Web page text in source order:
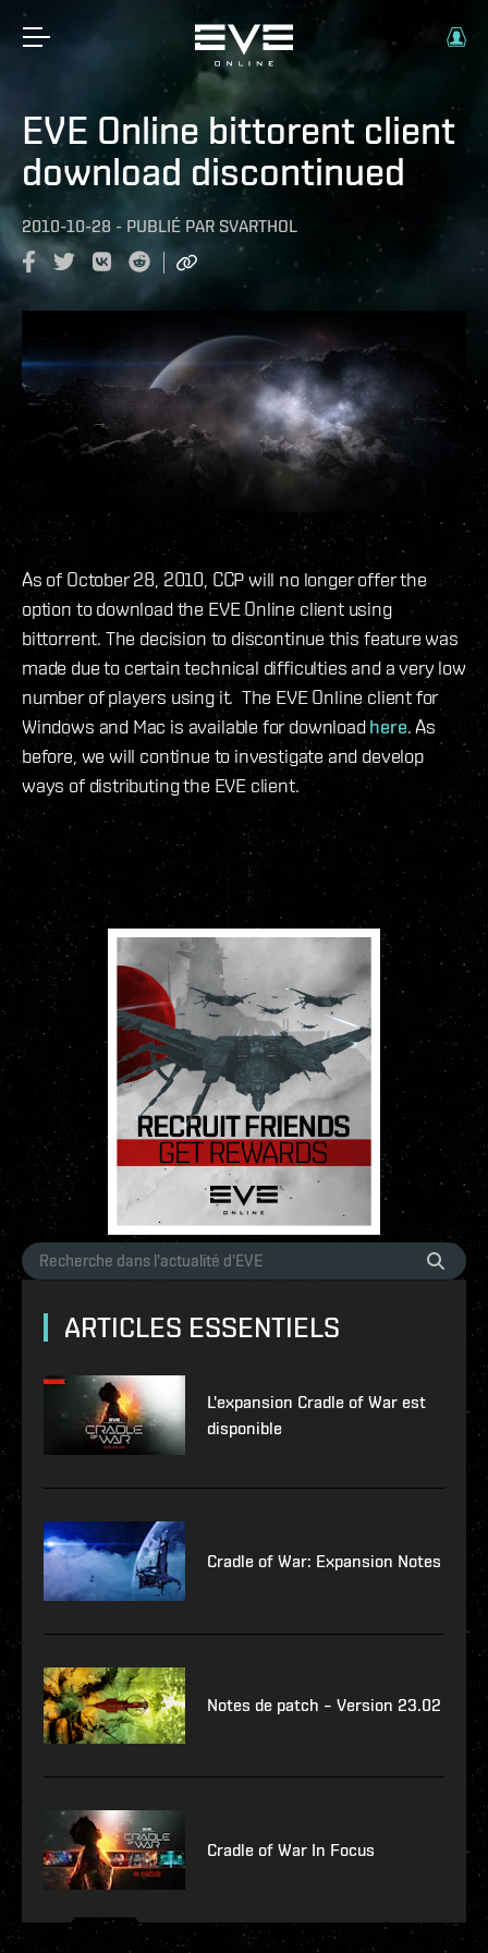
EVE Online bittorent client
download discontinued
2010-10-28 - PUBLIÉ PAR SVARTHOL
As of October 28, 2010, CCP will no longer offer the
option to download the EVE Online client using
bittorrent. The decision to discontinue this feature was
made due to certain technical difficulties and a very low
number of players using it. The EVE Online client for
Windows and Mac is available for downloadhere. As
before, we will continue to investigate and develop
ways of distributing the EVE client.
ARTICLES ESSENTIELS
L'expansion Cradle of War est
disponible
Cradle of War: Expansion Notes
Notes de patch – Version 23.02
Cradle of War In Focus